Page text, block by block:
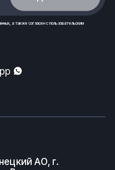
, а также согласен спользовательским
АО, г.